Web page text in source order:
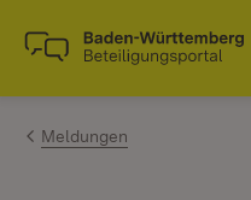
Zum Inhalt springen
Link zur Startseite
Meldungen